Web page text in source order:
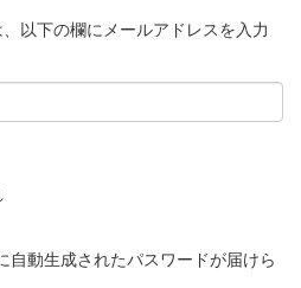
以下の欄にメールアドレスを入力
自動生成されたパスワードが届けら